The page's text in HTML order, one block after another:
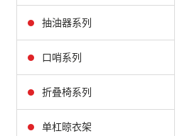
抽油器系列
口哨系列
折叠椅系列
单杠晾衣架